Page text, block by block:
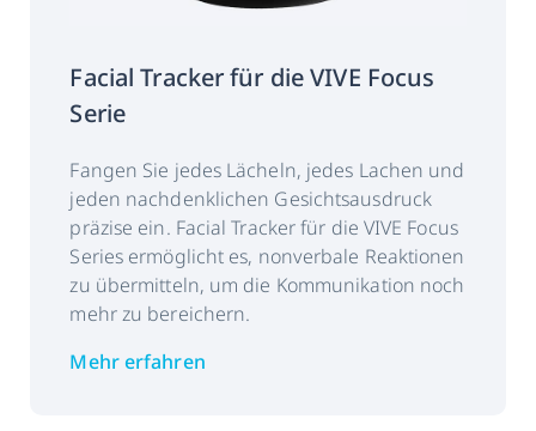
Datenausgabe:
Blickrichtung
Pupillenposition
Pupillendurchmesser
Öffnung der Augen
Facial Tracker für die VIVE Focus
Serie
Fangen Sie jedes Lächeln, jedes Lachen und
jeden nachdenklichen Gesichtsausdruck
präzise ein. Facial Tracker für die VIVE Focus
Series ermöglicht es, nonverbale Reaktionen
zu übermitteln, um die Kommunikation noch
mehr zu bereichern.
Mehr erfahren